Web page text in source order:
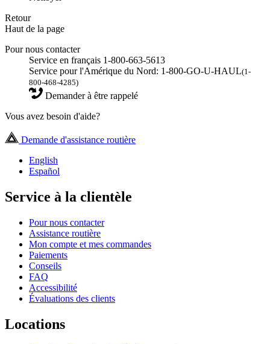
Retour
Haut de la page
Pour nous contacter
Service en français 1-800-663-5613
Service pour l'Amérique du Nord: 1-800-GO-U-HAUL(1-
800-468-4285)
Demander à être rappelé
Vous avez besoin d'aide?
Demande d'assistance routière
English
Español
Service à la clientèle
Pour nous contacter
Assistance routière
Mon compte et mes commandes
Paiements
Conseils
FAQ
Accessibilité
Évaluations des clients
Locations